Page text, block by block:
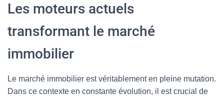
Les moteurs actuels
transformant le marché
immobilier
Le marché immobilier est véritablement en pleine mutation.
Dans ce contexte en constante évolution, il est crucial de